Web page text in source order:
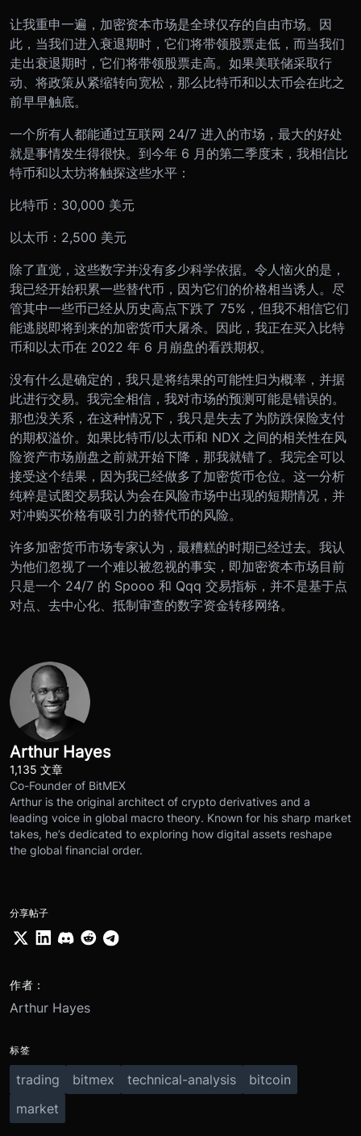
让我重申一遍，加密资本市场是全球仅存的自由市场。因
此，当我们进入衰退期时，它们将带领股票走低，而当我们
走出衰退期时，它们将带领股票走高。如果美联储采取行
动、将政策从紧缩转向宽松，那么比特币和以太币会在此之
前早早触底。
一个所有人都能通过互联网 24/7 进入的市场，最大的好处
就是事情发生得很快。到今年 6 月的第二季度末，我相信比
特币和以太坊将触探这些水平：
比特币：30,000 美元
以太币：2,500 美元
除了直觉，这些数字并没有多少科学依据。令人恼火的是，
我已经开始积累一些替代币，因为它们的价格相当诱人。尽
管其中一些币已经从历史高点下跌了 75%，但我不相信它们
能逃脱即将到来的加密货币大屠杀。因此，我正在买入比特
币和以太币在 2022 年 6 月崩盘的看跌期权。
没有什么是确定的，我只是将结果的可能性归为概率，并据
此进行交易。我完全相信，我对市场的预测可能是错误的。
那也没关系，在这种情况下，我只是失去了为防跌保险支付
的期权溢价。如果比特币/以太币和 NDX 之间的相关性在风
险资产市场崩盘之前就开始下降，那我就错了。我完全可以
接受这个结果，因为我已经做多了加密货币仓位。这一分析
纯粹是试图交易我认为会在风险市场中出现的短期情况，并
对冲购买价格有吸引力的替代币的风险。
许多加密货币市场专家认为，最糟糕的时期已经过去。我认
为他们忽视了一个难以被忽视的事实，即加密资本市场目前
只是一个 24/7 的 Spooo 和 Qqq 交易指标，并不是基于点
对点、去中心化、抵制审查的数字资金转移网络。
Arthur Hayes
1,135 文章
Co-Founder of BitMEX
Arthur is the original architect of crypto derivatives and a
leading voice in global macro theory. Known for his sharp market
takes, he’s dedicated to exploring how digital assets reshape
the global financial order.
分享帖子
作者：
Arthur Hayes
标签
trading bitmex technical-analysis
bitcoin
market